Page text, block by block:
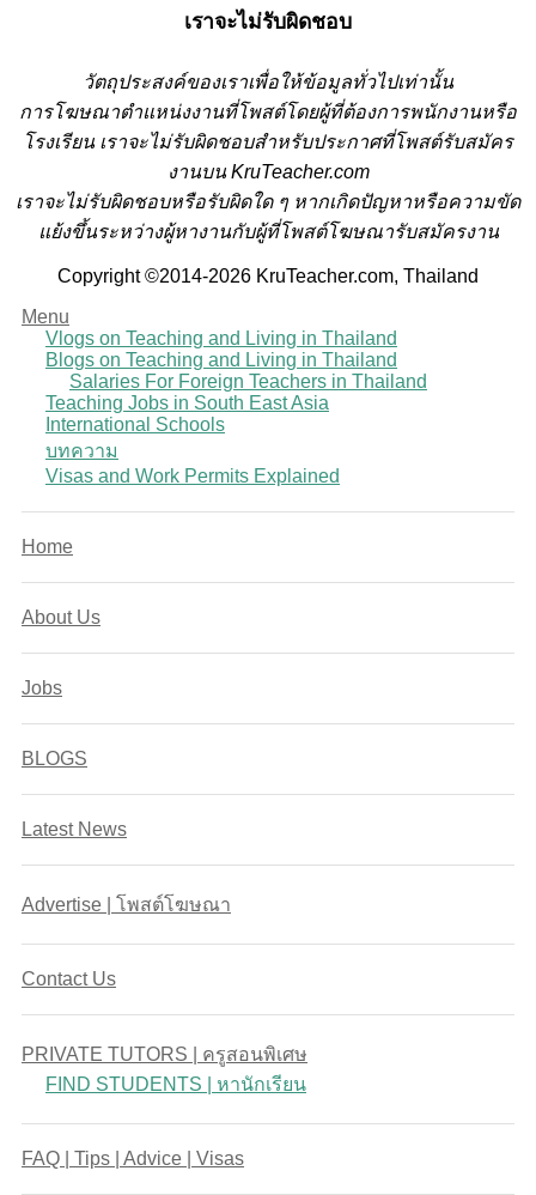
เราจะไม่รับผิดชอบ
วัตถุประสงค์ของเราเพื่อให้ข้อมูลทั่วไปเท่านั้น
การโฆษณาตำแหน่งงานที่โพสต์โดยผู้ที่ต้องการพนักงานหรือ
โรงเรียน เราจะไม่รับผิดชอบสำหรับประกาศที่โพสต์รับสมัคร
งานบน KruTeacher.com
เราจะไม่รับผิดชอบหรือรับผิดใด ๆ หากเกิดปัญหาหรือความขัด
แย้งขึ้นระหว่างผู้หางานกับผู้ที่โพสต์โฆษณารับสมัครงาน
Copyright ©2014-2026 KruTeacher.com, Thailand
Menu
Vlogs on Teaching and Living in Thailand
Blogs on Teaching and Living in Thailand
Salaries For Foreign Teachers in Thailand
Teaching Jobs in South East Asia
International Schools
บทความ
Visas and Work Permits Explained
Home
About Us
Jobs
BLOGS
Latest News
Advertise | โพสต์โฆษณา
Contact Us
PRIVATE TUTORS | ครูสอนพิเศษ
FIND STUDENTS | หานักเรียน
FAQ | Tips | Advice | Visas